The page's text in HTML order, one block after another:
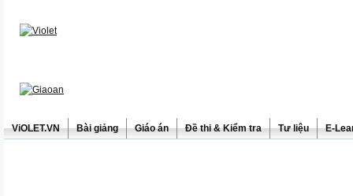
ViOLET.VN Bài giảng Giáo án Đề thi & Kiểm tra Tư liệu E-